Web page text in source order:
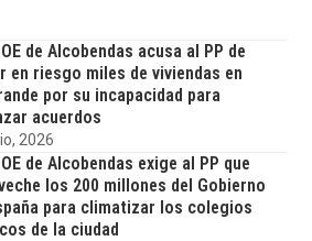
de Alcobendas acusa al PP de
en riesgo miles de viviendas en
por su incapacidad para
acuerdos
2026
de Alcobendas exige al PP que
los 200 millones del Gobierno
para climatizar los colegios
de la ciudad